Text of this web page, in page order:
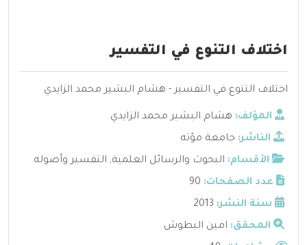
اختلاف التنوع في التفسير
اختلاف التنوع في التفسير - هشام البشير محمد الزايدي
المؤلف: هشام البشير محمد الزايدي
الناشر: جامعة مؤته
الأقسام: البحوث والرسائل العلمية, التفسير وأصوله
عدد الصفحات: 90
سنة النشر: 2013
المحقق: امين البطوش